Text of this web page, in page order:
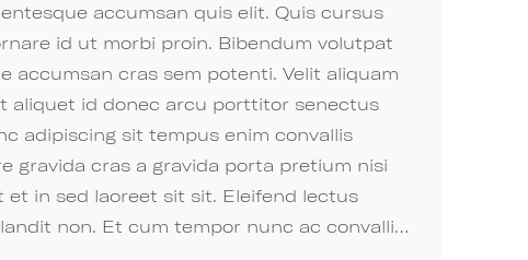
accumsan quis elit. Quis cursus
id ut morbi proin. Bibendum volutpat
accumsan cras sem potenti. Velit aliquam
aliquet id donec arcu porttitor senectus
adipiscing sit tempus enim convallis
gravida cras a gravida porta pretium nisi
et in sed laoreet sit sit. Eleifend lectus
non. Et cum tempor nunc ac convallis